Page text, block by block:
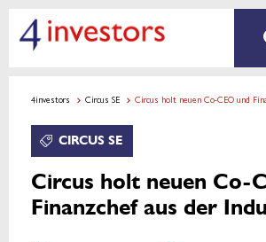
4investors Circus SE Circus holt neuen Co-CEO und
CIRCUS SE
Circus holt neuen Co-
Finanzchef aus der